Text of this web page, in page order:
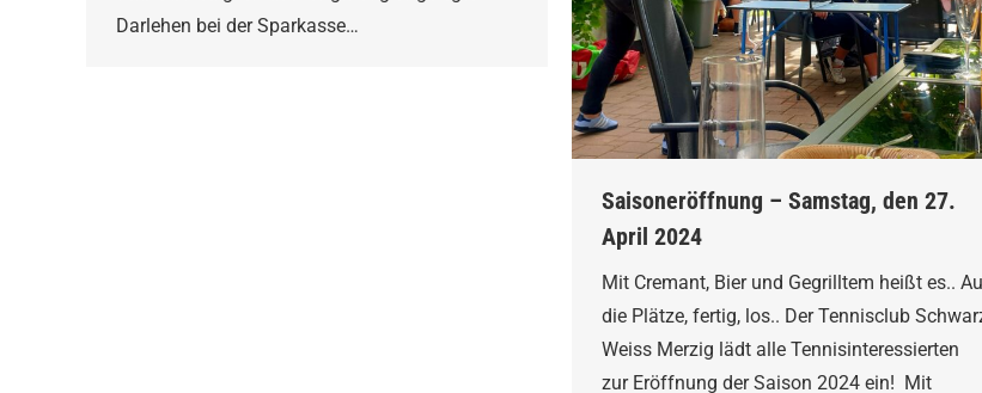
Darlehen bei der Sparkasse…
Saisoneröffnung – Samstag, den 27.
April 2024
Mit Cremant, Bier und Gegrilltem heißt es..
die Plätze, fertig, los.. Der Tennisclub
Weiss Merzig lädt alle Tennisinteressierten
zur Eröffnung der Saison 2024 ein! Mit